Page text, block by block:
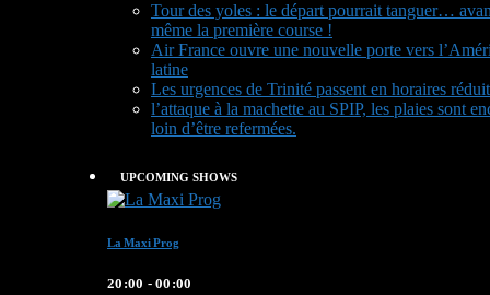
Tour des yoles : le départ pourrait tanguer…
même la première course !
Air France ouvre une nouvelle porte vers
latine
Les urgences de Trinité passent en horaires
l’attaque à la machette au SPIP, les plaies sont
loin d’être refermées.
UPCOMING SHOWS
La Maxi Prog
20:00 - 00:00